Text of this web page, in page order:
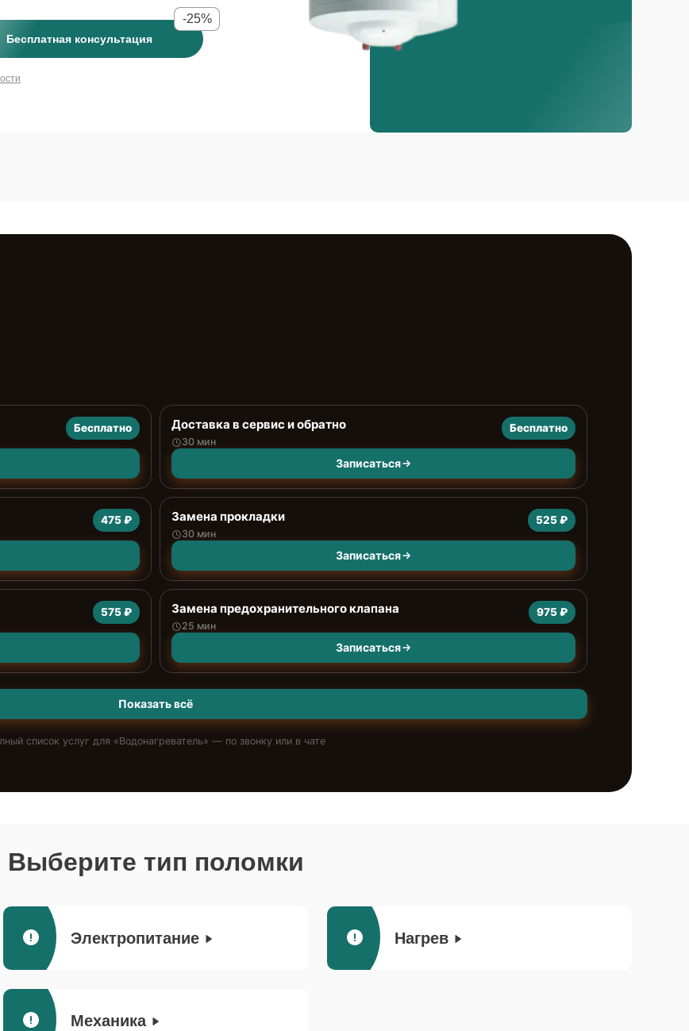
Бесплатная консультация
-25%
Бесплатно Доставка в сервис и обратно
30 мин
Бесплатно
Записаться
475 ₽ Замена прокладки
30 мин
525 ₽
Записаться
575 ₽ Замена предохранительного клапана
25 мин
975 ₽
Записаться
Показать всё
список услуг для «Водонагреватель» — по звонку или в чате
Выберите тип поломки
Электропитание Нагрев
Механика